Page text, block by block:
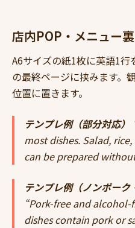
店内POP・メニュー
A6サイズの紙1枚に英語1行
の最終ページに挟みます。
位置に置きます。
テンプレ例（部分対応）
most dishes. Salad,
can be prepared
テンプレ例（ノンポーク
“Pork-free and alcohol-
dishes contain pork or